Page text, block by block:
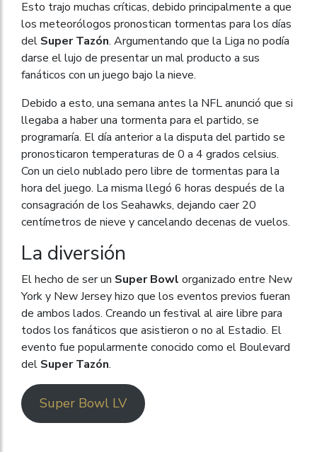
Esto trajo muchas críticas, debido principalmente a que
los meteorólogos pronostican tormentas para los días
del Super Tazón. Argumentando que la Liga no podía
darse el lujo de presentar un mal producto a sus
fanáticos con un juego bajo la nieve.
Debido a esto, una semana antes la NFL anunció que si
llegaba a haber una tormenta para el partido, se
programaría. El día anterior a la disputa del partido se
pronosticaron temperaturas de 0 a 4 grados celsius.
Con un cielo nublado pero libre de tormentas para la
hora del juego. La misma llegó 6 horas después de la
consagración de los Seahawks, dejando caer 20
centímetros de nieve y cancelando decenas de vuelos.
La diversión
El hecho de ser un Super Bowl organizado entre New
York y New Jersey hizo que los eventos previos fueran
de ambos lados. Creando un festival al aire libre para
todos los fanáticos que asistieron o no al Estadio. El
evento fue popularmente conocido como el Boulevard
del Super Tazón.
Super Bowl LV